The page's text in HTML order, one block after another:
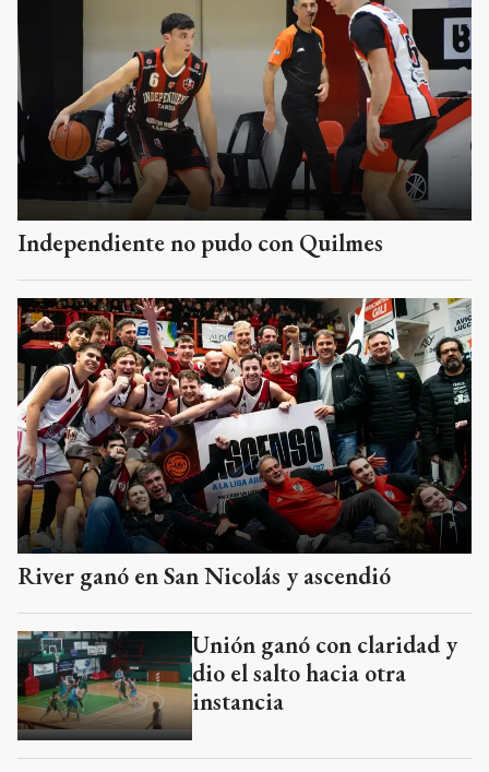
Independiente no pudo con Quilmes
River ganó en San Nicolás y ascendió
Unión ganó con claridad y
dio el salto hacia otra
instancia